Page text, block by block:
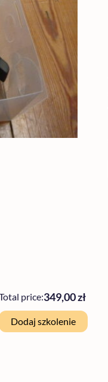
price:349,00 zł
Dodaj szkolenie